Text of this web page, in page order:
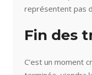
représentent pas
Fin des
C’est un moment